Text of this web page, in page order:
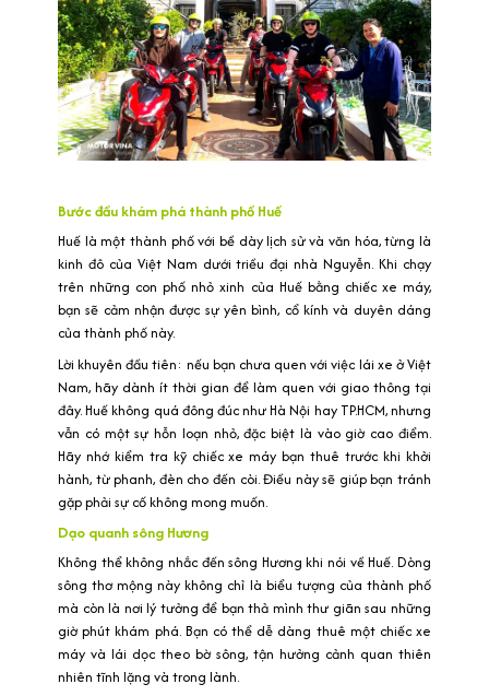
Bước đầu khám phá thành phố Huế
Huế là một thành phố với bề dày lịch sử và văn hóa, từng là
kinh đô của Việt Nam dưới triều đại nhà Nguyễn. Khi chạy
trên những con phố nhỏ xinh của Huế bằng chiếc xe máy,
bạn sẽ cảm nhận được sự yên bình, cổ kính và duyên dáng
của thành phố này.
Lời khuyên đầu tiên: nếu bạn chưa quen với việc lái xe ở Việt
Nam, hãy dành ít thời gian để làm quen với giao thông tại
đây. Huế không quá đông đúc như Hà Nội hay TP.HCM, nhưng
vẫn có một sự hỗn loạn nhỏ, đặc biệt là vào giờ cao điểm.
Hãy nhớ kiểm tra kỹ chiếc xe máy bạn thuê trước khi khởi
hành, từ phanh, đèn cho đến còi. Điều này sẽ giúp bạn tránh
gặp phải sự cố không mong muốn.
Dạo quanh sông Hương
Không thể không nhắc đến sông Hương khi nói về Huế. Dòng
sông thơ mộng này không chỉ là biểu tượng của thành phố
mà còn là nơi lý tưởng để bạn thả mình thư giãn sau những
giờ phút khám phá. Bạn có thể dễ dàng thuê một chiếc xe
máy và lái dọc theo bờ sông, tận hưởng cảnh quan thiên
nhiên tĩnh lặng và trong lành.